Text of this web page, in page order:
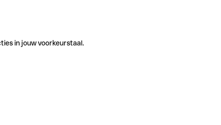
in jouw voorkeurstaal.